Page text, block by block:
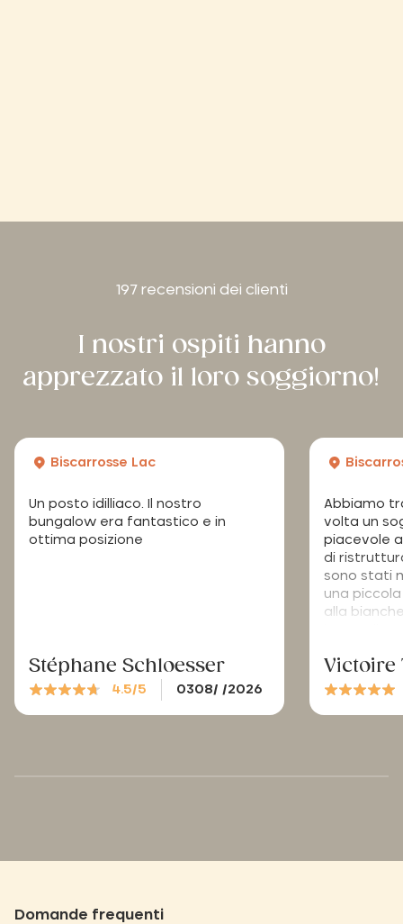
197 recensioni dei clienti
I nostri ospiti hanno
apprezzato il loro soggiorno!
Biscarrosse Lac
Un posto idilliaco. Il nostro
bungalow era fantastico e in
ottima posizione
Stéphane Schloesser
4.5/5 0308/ /2026
Abbiamo
volta un
piacevole
di
sono stati
una
alla
Victoire
Domande frequenti